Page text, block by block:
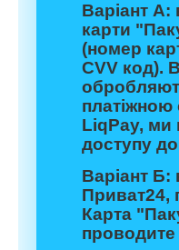
Варіант А:
карти
(номер
CVV код).
LiqРay, ми
доступу
Варіант Б:
Приват24,
Карта
проводите